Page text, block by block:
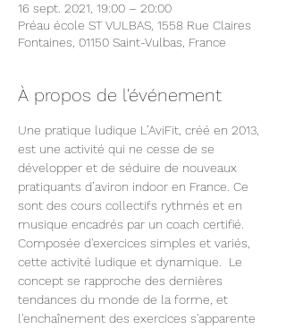
16 sept. 2021, 19:00 – 20:00
Préau école ST VULBAS, 1558 Rue Claires
Fontaines, 01150 Saint-Vulbas, France
À propos de l'événement
Une pratique ludique L’AviFit, créé en 2013,
est une activité qui ne cesse de se
développer et de séduire de nouveaux
pratiquants d’aviron indoor en France. Ce
sont des cours collectifs rythmés et en
musique encadrés par un coach certifié.
Composée d'exercices simples et variés,
cette activité ludique et dynamique.  Le
concept se rapproche des dernières
tendances du monde de la forme, et
l'enchaînement des exercices s'apparente